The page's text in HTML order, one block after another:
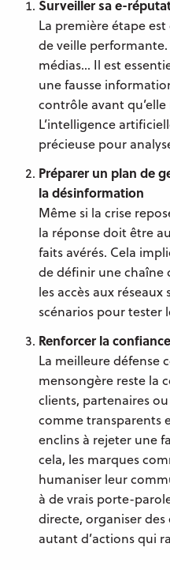
Surveiller sa e-
La première étape
de veille performante.
médias… Il est
une fausse
contrôle avant
L’intelligence
précieuse pour
Préparer un plan de
la désinformation
Même si la crise
la réponse doit être
faits avérés. Cela
de définir une chaîne
les accès aux
scénarios pour tester
Renforcer la
La meilleure défense
mensongère reste la
clients, partenaires
comme transparents
enclins à rejeter une
cela, les marques
humaniser leur
à de vrais porte-
directe, organiser
autant d’actions qui